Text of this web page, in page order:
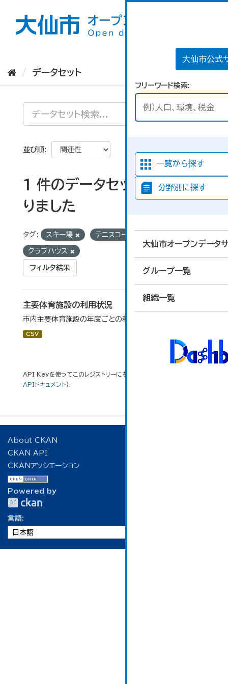
大仙市公式
フリーワード検索
一覧から探す
分野別に探す
大仙市オープンデータ
グループ一覧
組織一覧
データセット
並び順
1 件のデータセットが見つか
りました
タグ: スキー場 テニスコート
クラブハウス
フィルタ結果
主要体育施設の利用状況
市内主要体育施設の年度ごとの利用状況データです。
CSV
API Keyを使ってこのレジストリーにもアクセス可能です
APIドキュメント).
About CKAN
CKAN API
CKANアソシエーション
Powered by
言語